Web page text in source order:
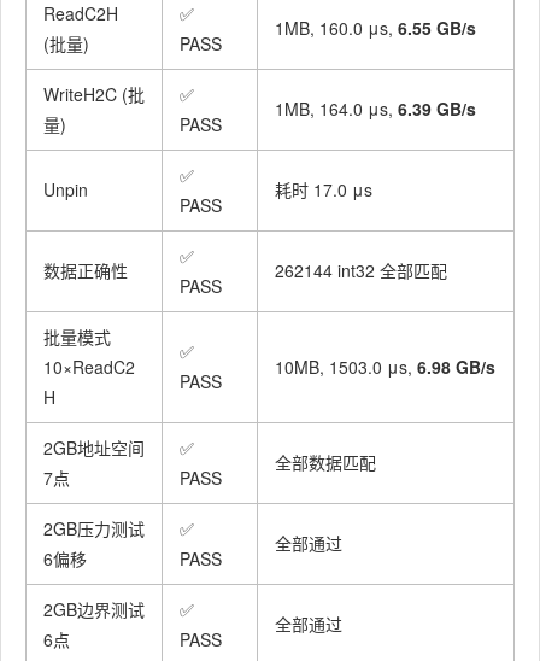
ReadC2H
(批量)
✅
PASS
1MB, 160.0 μs, 6.55 GB/s
WriteH2C (批
量)
✅
PASS
1MB, 164.0 μs, 6.39 GB/s
Unpin
✅
PASS
耗时 17.0 μs
数据正确性
✅
PASS
262144 int32 全部匹配
批量模式
10×ReadC2
H
✅
PASS
10MB, 1503.0 μs, 6.98 GB/s
2GB地址空间
7点
✅
PASS
全部数据匹配
2GB压力测试
6偏移
✅
PASS
全部通过
2GB边界测试
6点
✅
PASS
全部通过